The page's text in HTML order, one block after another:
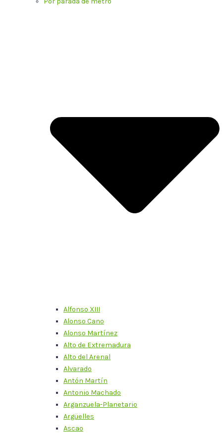
Alfonso XIII
Alonso Cano
Alonso Martínez
Alto de Extremadura
Alto del Arenal
Alvarado
Antón Martín
Antonio Machado
Arganzuela-Planetario
Argüelles
Ascao